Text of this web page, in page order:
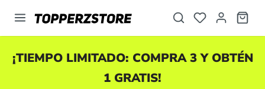
principal
¡TIEMPO LIMITADO: COMPRA 3 Y OBTÉN
1 GRATIS!